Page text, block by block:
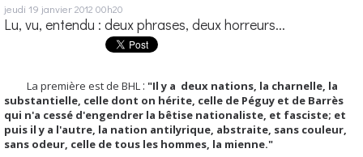
jeudi 19 janvier 2012 00h20
Lu, vu, entendu : deux phrases, deux horreurs...
La première est de BHL: "Il y a deux nations, la charnelle, la
substantielle, celle dont on hérite, celle de Péguy et de Barrès
qui n'a cessé d'engendrer la bêtise nationaliste, et fasciste; et
puis il y a l'autre, la nation antilyrique, abstraite, sans couleur,
sans odeur, celle de tous les hommes, la mienne."